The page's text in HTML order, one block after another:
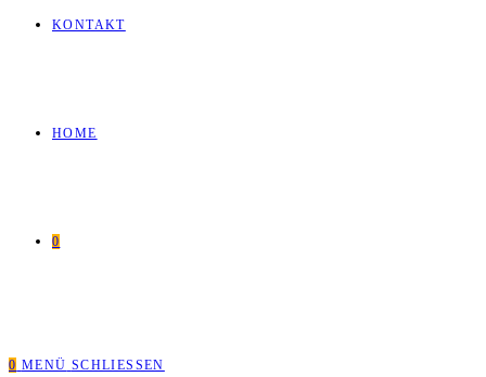
KONTAKT
HOME
0
0 MENÜ SCHLIESSEN